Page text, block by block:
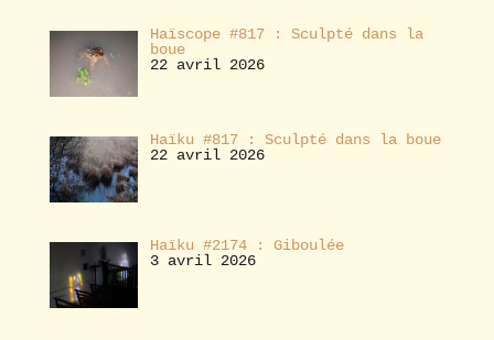
Haïscope #817 : Sculpté dans la
boue
22 avril 2026
Haïku #817 : Sculpté dans la boue
22 avril 2026
Haïku #2174 : Giboulée
3 avril 2026